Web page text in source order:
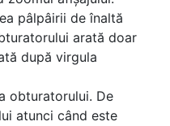
pâlpâirii de înaltă
arată doar
după virgula
obturatorului. De
atunci când este